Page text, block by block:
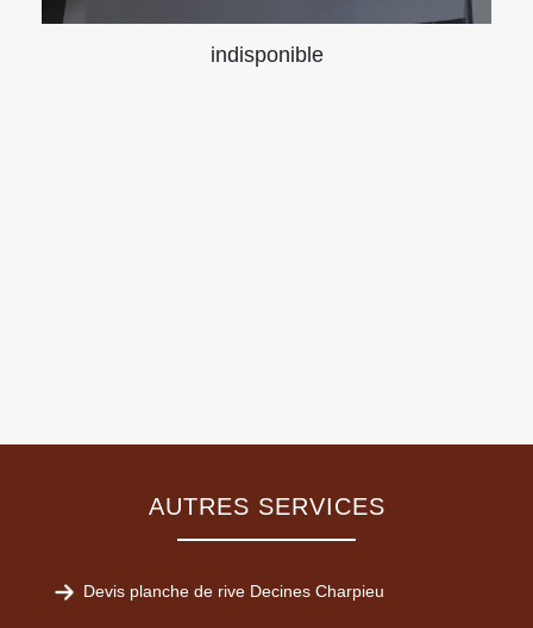
indisponible
AUTRES SERVICES
Devis planche de rive Decines Charpieu